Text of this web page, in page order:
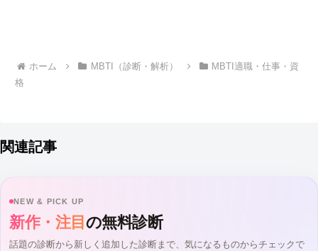
ホーム MBTI（診断・解析）
MBTI適職・仕事・資
格
関連記事
NEW & PICK UP
新作・注目 の無料診断
話題の診断から新しく追加した診断まで、気になるものからチェックで